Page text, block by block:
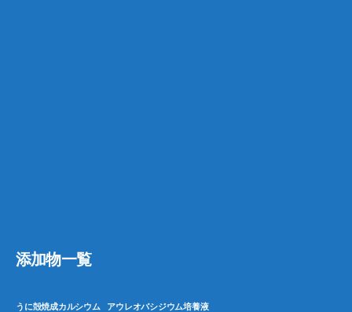
添加物一覧
うに殻焼成カルシウム アウレオバシジウム培養液